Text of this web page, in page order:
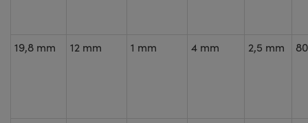
19,8 mm 12 mm 1 mm 4 mm 2,5 mm